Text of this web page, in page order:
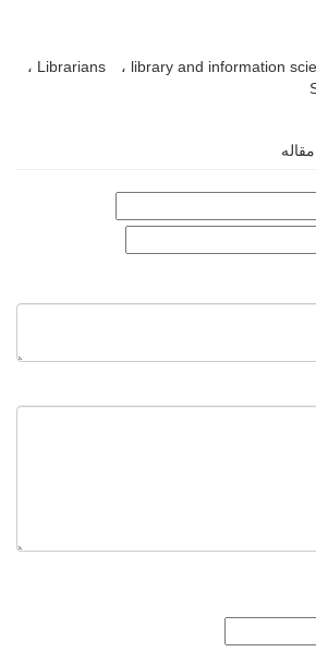
library and information
Librarians